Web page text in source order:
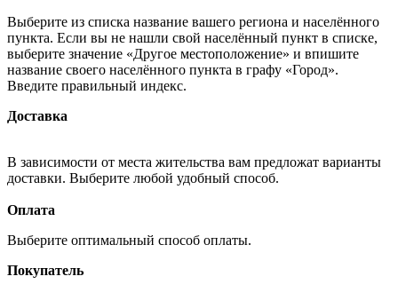
Выберите из списка название вашего региона и населённого
пункта. Если вы не нашли свой населённый пункт в списке,
выберите значение «Другое местоположение» и впишите
название своего населённого пункта в графу «Город».
Введите правильный индекс.
Доставка
В зависимости от места жительства вам предложат варианты
доставки. Выберите любой удобный способ.
Оплата
Выберите оптимальный способ оплаты.
Покупатель